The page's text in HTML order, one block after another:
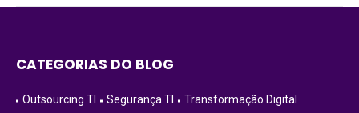
CATEGORIAS DO BLOG
Outsourcing TI Segurança TI
Transformação Digital